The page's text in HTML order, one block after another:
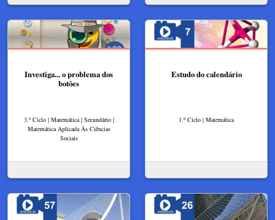
Investiga... o problema dos
botões
3.º Ciclo | Matemática | Secundário |
Matemática Aplicada Às Ciências
Sociais
Estudo do calendário
1.º Ciclo | Matemática